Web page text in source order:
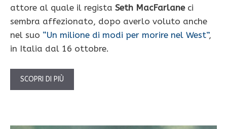
attore al quale il regista Seth MacFarlaneci
sembra affezionato, dopo averlo voluto anche
nel suo “Un milione di modi per morire nel West”,
in Italia dal 16 ottobre.
SCOPRI DI PIÙ